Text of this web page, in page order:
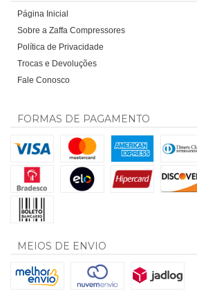
Página Inicial
Sobre a Zaffa Compressores
Política de Privacidade
Trocas e Devoluções
Fale Conosco
FORMAS DE PAGAMENTO
MEIOS DE ENVIO